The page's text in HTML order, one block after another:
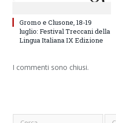
Gromo e Clusone, 18-19
luglio: Festival Treccani della
Lingua Italiana IX Edizione
I commenti sono chiusi.